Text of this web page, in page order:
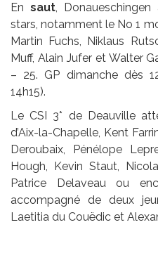
En saut,
stars, notamment le No 1
Martin Fuchs, Niklaus
Muff, Alain Jufer et Walter
– 25. GP dimanche dès
14h15).
Le CSI 3* de Deauville
d’Aix-la-Chapelle, Kent
Deroubaix, Pénélope
Hough, Kevin Staut,
Patrice Delaveau ou
accompagné de deux
Laetitia du Couëdic et